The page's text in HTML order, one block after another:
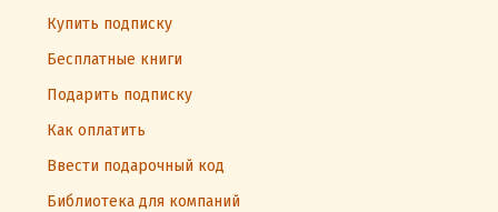
Купить подписку
Бесплатные книги
Подарить подписку
Как оплатить
Ввести подарочный код
Библиотека для компаний